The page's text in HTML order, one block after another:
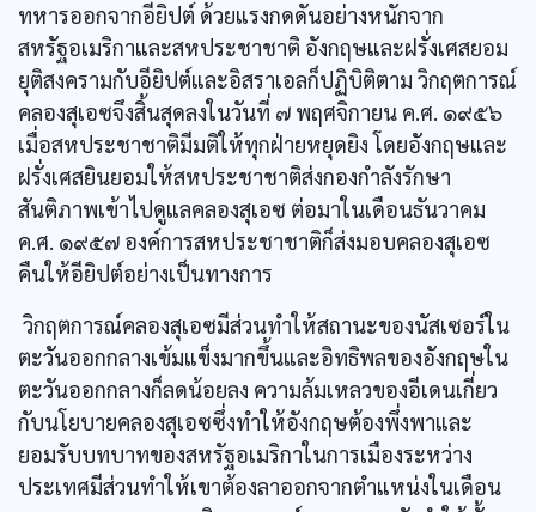
ทหารออกจากอียิปต์ ด้วยแรงกดดันอย่างหนักจาก
สหรัฐอเมริกาและสหประชาชาติ อังกฤษและฝรั่งเศสยอม
ยุติสงครามกับอียิปต์และอิสราเอลก็ปฏิบิติตาม วิกฤตการณ์
คลองสุเอซจึงสิ้นสุดลงในวันที่ ๗ พฤศจิกายน ค.ศ. ๑๙๕๖
เมื่อสหประชาชาติมีมติให้ทุกฝ่ายหยุดยิง โดยอังกฤษและ
ฝรั่งเศสยินยอมให้สหประชาชาติส่งกองกำลังรักษา
สันติภาพเข้าไปดูแลคลองสุเอซ ต่อมาในเดือนธันวาคม
ค.ศ. ๑๙๕๗ องค์การสหประชาชาติก็ส่งมอบคลองสุเอซ
คืนให้อียิปต์อย่างเป็นทางการ
วิกฤตการณ์คลองสุเอซมีส่วนทำให้สถานะของนัสเซอร์ใน
ตะวันออกกลางเข้มแข็งมากขึ้นและอิทธิพลของอังกฤษใน
ตะวันออกกลางก็ลดน้อยลง ความล้มเหลวของอีเดนเกี่ยว
กับนโยบายคลองสุเอซซึ่งทำให้อังกฤษต้องพึ่งพาและ
ยอมรับบทบาทของสหรัฐอเมริกาในการเมืองระหว่าง
ประเทศมีส่วนทำให้เขาต้องลาออกจากตำแหน่งในเดือน